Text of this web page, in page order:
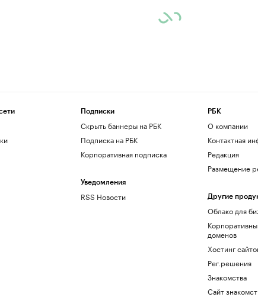
Подписки
Скрыть баннеры на РБК
Подписка на РБК
Корпоративная подписка
Уведомления
RSS Новости
РБК
О компании
Контактная
Редакция
Размещение
Другие
Облако для
доменов
Хостинг
Рег.решения
Знакомства
Сайт